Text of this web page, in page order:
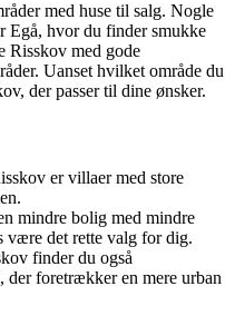
med huse til salg. Nogle
Egå, hvor du finder smukke
Risskov med gode
Uanset hvilket område du
der passer til dine ønsker.
er villaer med store
mindre bolig med mindre
være det rette valg for dig.
finder du også
der foretrækker en mere urban